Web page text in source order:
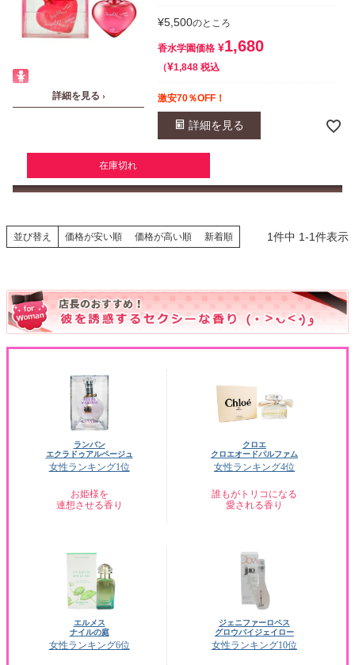
詳細を見る ›
¥5,500のところ
香水学園価格 ¥1,680
¥1,848 税込
激安70％OFF！
詳細を見る
在庫切れ
並び替え 価格が安い順 価格が高い順 新着順 1件中 1-1件表示
ランバン
エクラドゥアルページュ
女性ランキング1位
お姫様を
連想させる香り
クロエ
クロエオードパルファム
女性ランキング4位
誰もがトリコになる
愛される香り
エルメス
ナイルの庭
女性ランキング6位
ジェニファーロペス
グロウバイジェイロー
女性ランキング10位